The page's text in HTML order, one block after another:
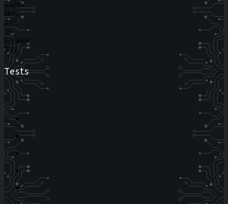
Status
Host
Ziel
IP
Priorität
TTL
Tests